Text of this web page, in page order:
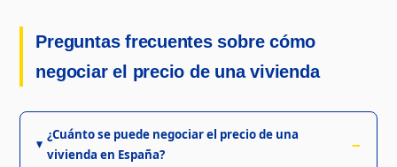
Preguntas frecuentes sobre cómo
negociar el precio de una vivienda
¿Cuánto se puede negociar el precio de una
vivienda en España?